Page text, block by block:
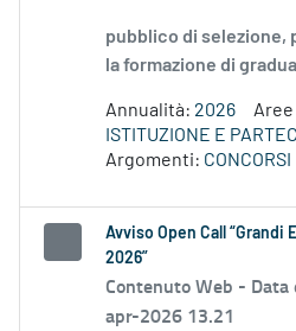
pubblico di selezione,
la formazione di
Annualità: 2026
ISTITUZIONE E
Argomenti: CONCORSI
Avviso Open Call “Grandi
2026”
Contenuto Web - Data
apr-2026 13.21